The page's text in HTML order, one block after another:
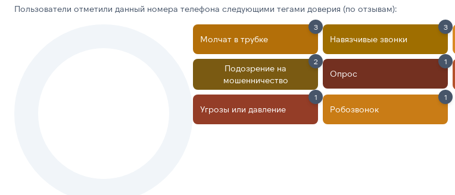
Пользователи отметили данный номера телефона следующими тегами доверия (по отзывам):
Молчат в трубке
3
Навязчивые звонки
3
Подозрение на
мошенничество
2
Опрос
1
Угрозы или давление
1
Робозвонок
1